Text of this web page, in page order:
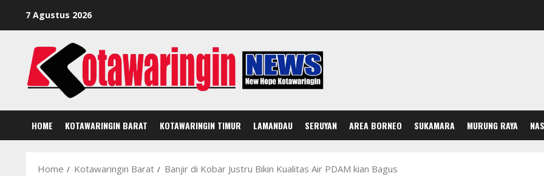
7 Agustus 2026
HOME KOTAWARINGIN BARAT KOTAWARINGIN TIMUR LAMANDAU SERUYAN AREA BORNEO SUKAMARA MURUNG RAYA
Home Kotawaringin Barat Banjir di Kobar Justru Bikin Kualitas Air PDAM kian Bagus